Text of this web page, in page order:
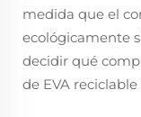
medida que el
ecológicamente
decidir qué
de EVA